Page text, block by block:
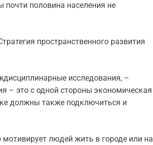
половина населения не
пространственного развития
исследования, –
– это с одной стороны экономическая
должны также подключиться и
людей жить в городе или на